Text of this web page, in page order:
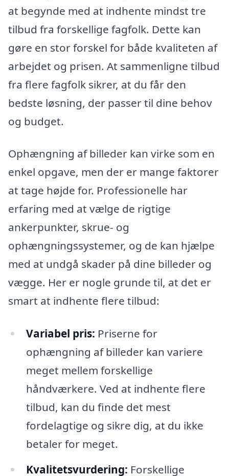
at begynde med at indhente mindst tre
tilbud fra forskellige fagfolk. Dette kan
gøre en stor forskel for både kvaliteten af
arbejdet og prisen. At sammenligne tilbud
fra flere fagfolk sikrer, at du får den
bedste løsning, der passer til dine behov
og budget.
Ophængning af billeder kan virke som en
enkel opgave, men der er mange faktorer
at tage højde for. Professionelle har
erfaring med at vælge de rigtige
ankerpunkter, skrue- og
ophængningssystemer, og de kan hjælpe
med at undgå skader på dine billeder og
vægge. Her er nogle grunde til, at det er
smart at indhente flere tilbud:
Variabel pris: Priserne for
ophængning af billeder kan variere
meget mellem forskellige
håndværkere. Ved at indhente flere
tilbud, kan du finde det mest
fordelagtige og sikre dig, at du ikke
betaler for meget.
Kvalitetsvurdering: Forskellige